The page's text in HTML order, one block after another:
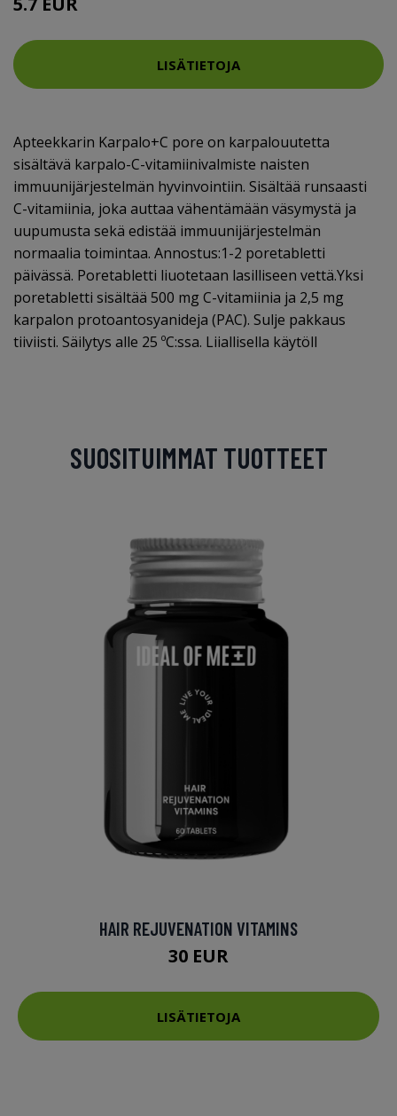
LISÄTIETOJA
Apteekkarin Karpalo+C pore on karpalouutetta
sisältävä karpalo-C-vitamiinivalmiste naisten
immuunijärjestelmän hyvinvointiin. Sisältää runsaasti
C-vitamiinia, joka auttaa vähentämään väsymystä ja
uupumusta sekä edistää immuunijärjestelmän
normaalia toimintaa. Annostus:1-2 poretabletti
päivässä. Poretabletti liuotetaan lasilliseen vettä.Yksi
poretabletti sisältää 500 mg C-vitamiinia ja 2,5 mg
karpalon protoantosyanideja (PAC). Sulje pakkaus
tiiviisti. Säilytys alle 25 ºC:ssa. Liiallisella käytöll
SUOSITUIMMAT TUOTTEET
HAIR REJUVENATION VITAMINS
30 EUR
LISÄTIETOJA